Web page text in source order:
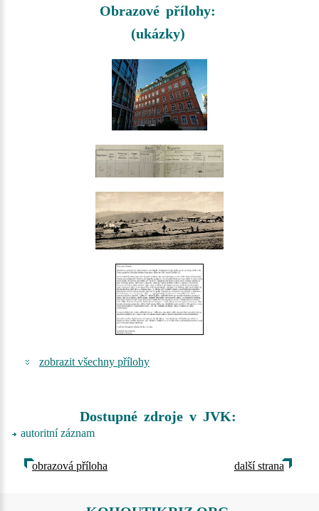
Obrazové přílohy:
(ukázky)
zobrazit všechny přílohy
Dostupné zdroje v JVK:
autoritní záznam
obrazová příloha další strana